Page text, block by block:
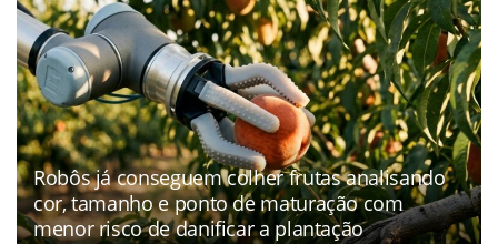
Robôs já conseguem colher frutas analisando
cor, tamanho e ponto de maturação com
menor risco de danificar a plantação